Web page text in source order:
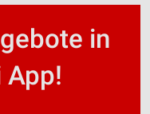
in
App!